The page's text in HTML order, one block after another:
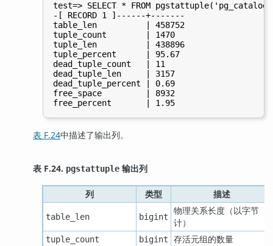
test=> SELECT * FROM
-[ RECORD 1 ]------+-------
table_len          | 458752
tuple_count        | 1470
tuple_len          | 438896
tuple_percent      | 95.67
dead_tuple_count   | 11
dead_tuple_len     | 3157
dead_tuple_percent | 0.69
free_space         | 8932
表 F.24中描述了输出列。
表 F.24. pgstattuple 输出列
列 类型 描述
table_len bigint
物理关系长度（以字节
计）
tuple_count bigint 存活元组的数量